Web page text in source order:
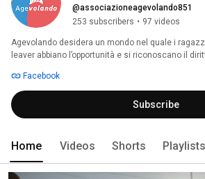
@associazioneagevolando851
253 subscribers • 97 videos
Agevolando desidera un mondo nel quale i
leaver abbiano l’opportunità e si riconoscano il
l’autorealizzazione, con tempi e modi propri.
Facebook
Subscribe
Home Videos Shorts Playlists